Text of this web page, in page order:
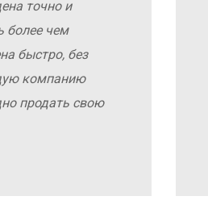
точно и
более чем
быстро, без
компанию
продать свою